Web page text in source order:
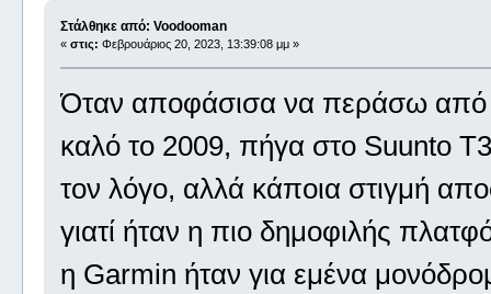
Στάλθηκε από: Voodooman
« στις: Φεβρουάριος 20, 2023, 13:39:08 μμ »
Όταν αποφάσισα να περάσω από
καλό το 2009, πήγα στο Suunto
τον λόγο, αλλά κάποια στιγμή
γιατί ήταν η πιο δημοφιλής
η Garmin ήταν για εμένα